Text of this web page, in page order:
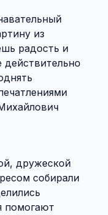
из
радость и
действительно
дружеской
собирали
помогают